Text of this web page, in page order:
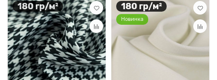
180 гр/м² 180 гр/м²
Новинка